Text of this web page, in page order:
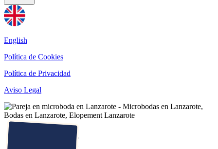
English
Política de Cookies
Política de Privacidad
Aviso Legal